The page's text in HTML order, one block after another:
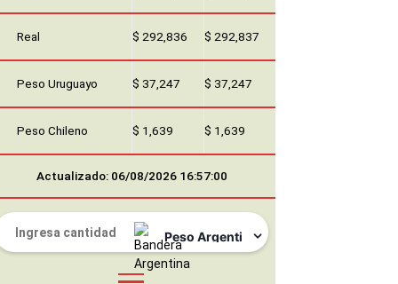
Real $ 292,836 $ 292,837
Peso Uruguayo $ 37,247 $ 37,247
Peso Chileno $ 1,639 $ 1,639
Actualizado: 06/08/2026 16:57:00